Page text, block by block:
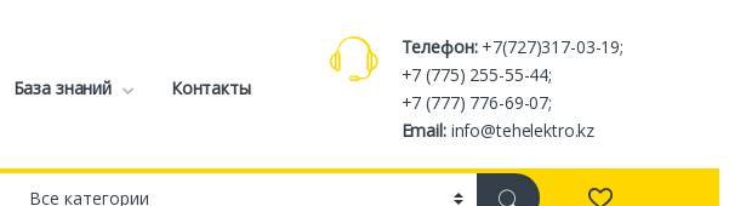
База знаний Контакты
Телефон:+7(727)317-03-19;
+7 (775) 255-55-44;
+7 (777) 776-69-07;
Email:info@tehelektro.kz